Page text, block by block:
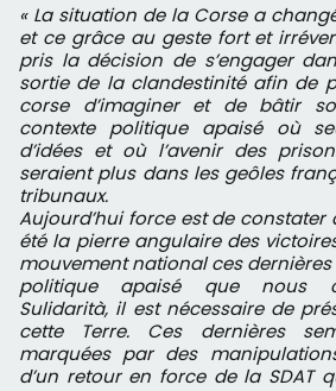
« La situation de la Corse a
et ce grâce au geste fort et
pris la décision de s’engager
sortie de la clandestinité afin de
corse d’imaginer et de bâtir
contexte politique apaisé où
d’idées et où l’avenir des
seraient plus dans les geôles
tribunaux.
Aujourd’hui force est de
été la pierre angulaire des
mouvement national ces
politique apaisé que nous
Sulidarità, il est nécessaire de
cette Terre. Ces dernières
marquées par des
d’un retour en force de la SDAT